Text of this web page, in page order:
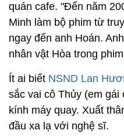
quán cafe. "Đến năm
Minh làm bộ phim từ
ngay đến anh Hoán.
nhân vật Hòa trong phim
Ít ai biết NSND Lan
sắc vai cô Thủy (em
kính máy quay. Xuất
đầu xa lạ với nghệ sĩ.